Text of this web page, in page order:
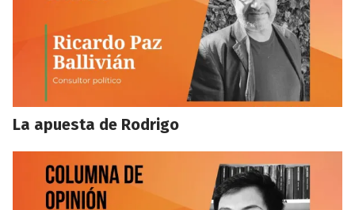
La apuesta de Rodrigo